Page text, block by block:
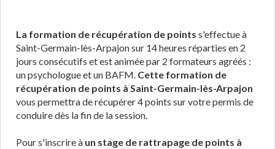
La formation de récupération de points s'effectue à
Saint-Germain-lès-Arpajon sur 14 heures réparties en 2
jours consécutifs et est animée par 2 formateurs agréés :
un psychologue et un BAFM. Cette formation de
récupération de points à Saint-Germain-lès-Arpajon
vous permettra de récupérer 4 points sur votre permis de
conduire dès la fin de la session.
Pour s'inscrire à un stage de rattrapage de points à